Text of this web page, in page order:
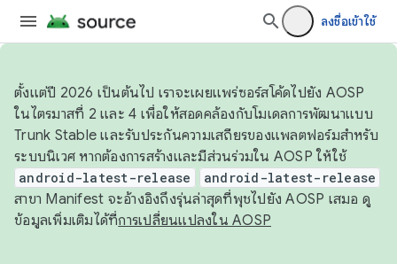
ลงชื่อเข้าใช้
ตั้งแต่ปี 2026 เป็นต้นไป เราจะเผยแพร่ซอร์สโค้ดไปยัง AOSP
ในไตรมาสที่ 2 และ 4 เพื่อให้สอดคล้องกับโมเดลการพัฒนาแบบ
Trunk Stable และรับประกันความเสถียรของแพลตฟอร์มสำหรับ
ระบบนิเวศ หากต้องการสร้างและมีส่วนร่วมใน AOSP ให้ใช้
android-latest-release android-latest-release
สาขา Manifest จะอ้างอิงถึงรุ่นล่าสุดที่พุชไปยัง AOSP เสมอ ดู
ข้อมูลเพิ่มเติมได้ที่การเปลี่ยนแปลงใน AOSP